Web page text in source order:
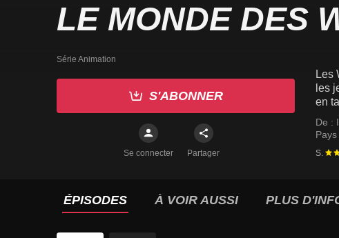
LE MONDE DES
Série Animation
S'ABONNER
Se connecter Partager
Les
les
en
De :
Pays
S.
ÉPISODES À VOIR AUSSI PLUS